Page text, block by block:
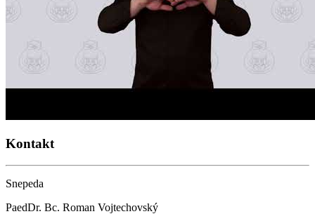
Kontakt
Snepeda
PaedDr. Bc. Roman Vojtechovský